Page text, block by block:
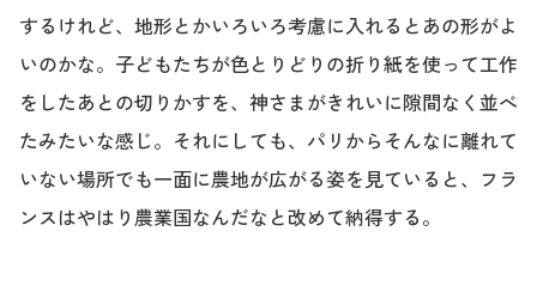
するけれど、地形とかいろいろ考慮に入れるとあの形がよ
いのかな。子どもたちが色とりどりの折り紙を使って工作
をしたあとの切りかすを、神さまがきれいに隙間なく並べ
たみたいな感じ。それにしても、パリからそんなに離れて
いない場所でも一面に農地が広がる姿を見ていると、フラ
ンスはやはり農業国なんだなと改めて納得する。